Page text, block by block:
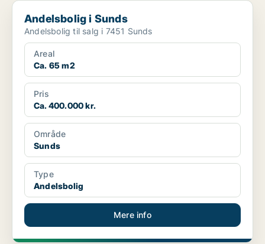
Andelsbolig i Sunds
Andelsbolig i Sunds
Andelsbolig til salg i 7451 Sunds
Areal
Ca. 65 m2
Pris
Ca. 400.000 kr.
Område
Sunds
Type
Andelsbolig
Mere info